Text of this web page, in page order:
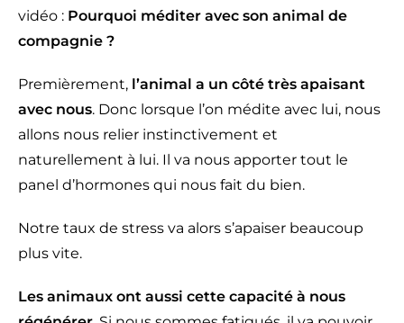
vidéo : Pourquoi méditer avec son animal de
compagnie ?
Premièrement, l’animal a un côté très apaisant
avec nous. Donc lorsque l’on médite avec lui, nous
allons nous relier instinctivement et
naturellement à lui. Il va nous apporter tout le
panel d’hormones qui nous fait du bien.
Notre taux de stress va alors s’apaiser beaucoup
plus vite.
Les animaux ont aussi cette capacité à nous